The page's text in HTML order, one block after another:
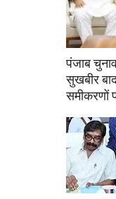
पंजाब
सुखबीर
समीकरणों